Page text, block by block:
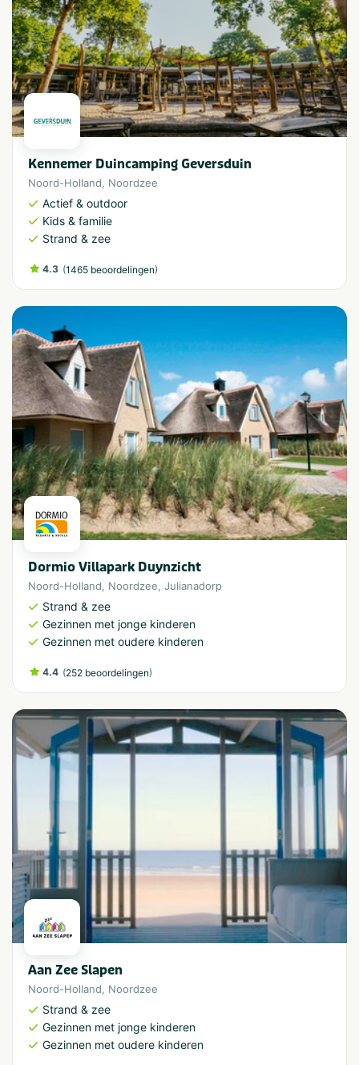
Kennemer Duincamping Geversduin
Noord-Holland, Noordzee
Actief & outdoor
Kids & familie
Strand & zee
4.3 (1465 beoordelingen)
Dormio Villapark Duynzicht
Noord-Holland, Noordzee, Julianadorp
Strand & zee
Gezinnen met jonge kinderen
Gezinnen met oudere kinderen
4.4 (252 beoordelingen)
Aan Zee Slapen
Noord-Holland, Noordzee
Strand & zee
Gezinnen met jonge kinderen
Gezinnen met oudere kinderen